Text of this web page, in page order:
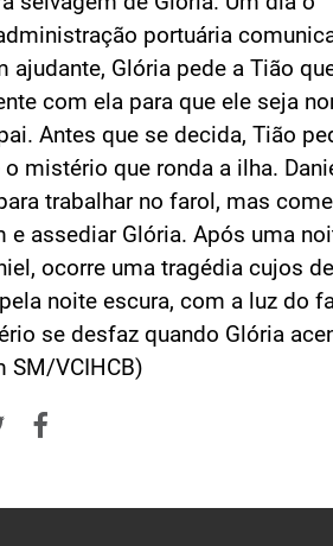
portuária
ajudante, Glória pede a Tião
com ela para que ele seja
Antes que se decida, Tião
o mistério que ronda a ilha.
trabalhar no farol, mas
e assediar Glória. Após uma
ocorre uma tragédia cujos
noite escura, com a luz do
se desfaz quando Glória
SM/VCIHCB)